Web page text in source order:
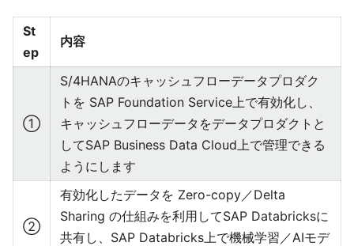
St
ep
内容
①
S/4HANAのキャッシュフローデータプロダク
トを SAP Foundation Service上で有効化し、
キャッシュフローデータをデータプロダクトと
してSAP Business Data Cloud上で管理できる
ようにします
②
有効化したデータを Zero-copy／Delta
Sharing の仕組みを利用してSAP Databricksに
共有し、SAP Databricks上で機械学習／AIモデ